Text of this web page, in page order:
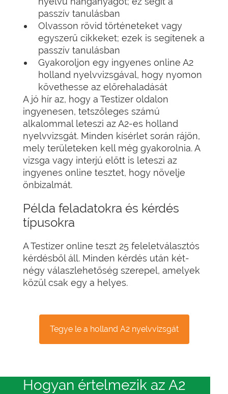
passzív tanulásban
Olvasson rövid történeteket vagy
egyszerű cikkeket; ezek is segítenek a
passzív tanulásban
Gyakoroljon egy ingyenes online A2
holland nyelvvizsgával, hogy nyomon
követhesse az előrehaladását
A jó hír az, hogy a Testizer oldalon
ingyenesen, tetszőleges számú
alkalommal leteszi az A2-es holland
nyelvvizsgát. Minden kísérlet során rájön,
mely területeken kell még gyakorolnia. A
vizsga vagy interjú előtt is leteszi az
ingyenes online tesztet, hogy növelje
önbizalmát.
Példa feladatokra és kérdés
típusokra
A Testizer online teszt 25 feleletválasztós
kérdésből áll. Minden kérdés után két-
négy válaszlehetőség szerepel, amelyek
közül csak egy a helyes.
Tegye le a holland A2 nyelvvizsgát
Hogyan értelmezik az A2